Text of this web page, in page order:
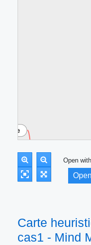
Open
Carte
cas1 - Mind